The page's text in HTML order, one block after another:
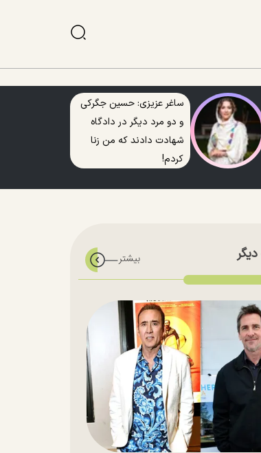
ساغر عزیزی: حسین جگرکی
و دو مرد دیگر در دادگاه
شهادت دادند که من زنا
کردم!